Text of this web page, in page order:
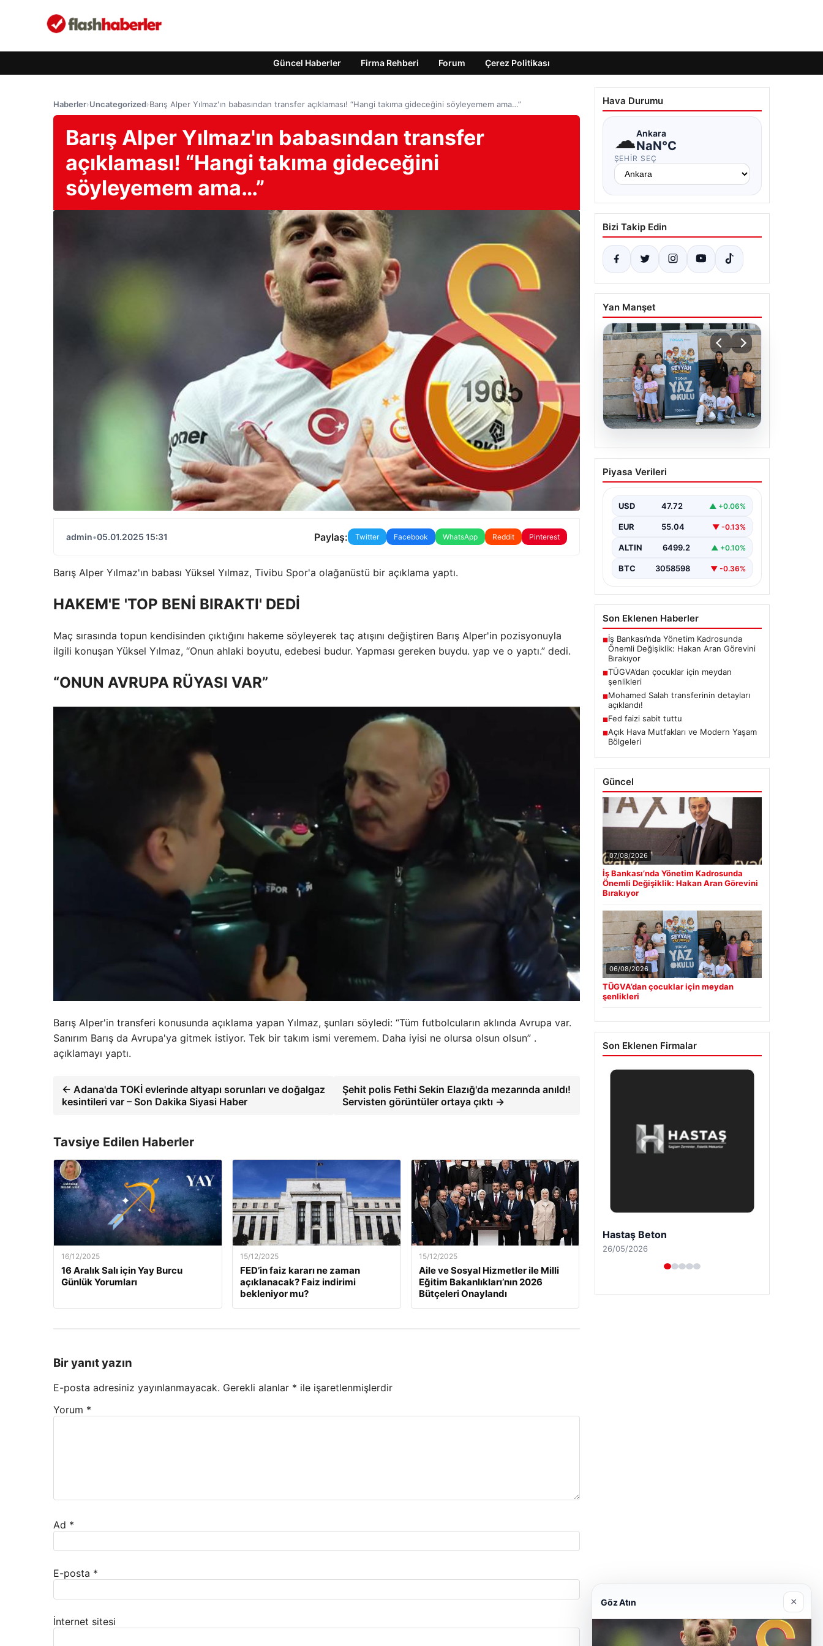
Güncel Haberler Firma Rehberi Forum Çerez Politikası
Haberler›Uncategorized›Barış Alper Yılmaz'ın babasından transfer açıklaması! “Hangi takıma gideceğini söyleyemem ama…”
Barış Alper Yılmaz'ın babasından transfer
açıklaması! “Hangi takıma gideceğini
söyleyemem ama…”
admin•05.01.2025 15:31 Paylaş: Twitter Facebook WhatsApp Reddit Pinterest
Barış Alper Yılmaz'ın babası Yüksel Yılmaz, Tivibu Spor'a olağanüstü bir açıklama yaptı.
HAKEM'E 'TOP BENİ BIRAKTI' DEDİ
Maç sırasında topun kendisinden çıktığını hakeme söyleyerek taç atışını değiştiren Barış Alper'in pozisyonuyla
ilgili konuşan Yüksel Yılmaz, “Onun ahlaki boyutu, edebesi budur. Yapması gereken buydu. yap ve o yaptı.” dedi.
“ONUN AVRUPA RÜYASI VAR”
Barış Alper'in transferi konusunda açıklama yapan Yılmaz, şunları söyledi: “Tüm futbolcuların aklında Avrupa var.
Sanırım Barış da Avrupa'ya gitmek istiyor. Tek bir takım ismi veremem. Daha iyisi ne olursa olsun olsun” .
açıklamayı yaptı.
← Adana'da TOKİ evlerinde altyapı sorunları ve doğalgaz
kesintileri var – Son Dakika Siyasi Haber
Şehit polis Fethi Sekin Elazığ'da mezarında anıldı!
Servisten görüntüler ortaya çıktı →
Tavsiye Edilen Haberler
16/12/2025
16 Aralık Salı için Yay Burcu
Günlük Yorumları
15/12/2025
FED’in faiz kararı ne zaman
açıklanacak? Faiz indirimi
bekleniyor mu?
15/12/2025
Aile ve Sosyal Hizmetler ile Milli
Eğitim Bakanlıkları’nın 2026
Bütçeleri Onaylandı
Bir yanıt yazın
E-posta adresiniz yayınlanmayacak. Gerekli alanlar * ile işaretlenmişlerdir
Yorum *
Ad *
E-posta *
İnternet sitesi
Hava Durumu
☁Ankara
NaN°C
ŞEHIR SEÇ
Bizi Takip Edin
Yan Manşet
06.08.2026
TÜGVA’dan çocuklar için
meydan şenlikleri
Piyasa Verileri
USD 47.72 ▲ +0.06%
EUR 55.04 ▼ -0.13%
ALTIN 6499.2 ▲ +0.10%
BTC 3058598 ▼ -0.36%
Son Eklenen Haberler
■İş Bankası’nda Yönetim Kadrosunda
Önemli Değişiklik: Hakan Aran Görevini
Bırakıyor
■TÜGVA’dan çocuklar için meydan
şenlikleri
■Mohamed Salah transferinin detayları
açıklandı!
■Fed faizi sabit tuttu
■Açık Hava Mutfakları ve Modern Yaşam
Bölgeleri
Güncel
07/08/2026
İş Bankası’nda Yönetim Kadrosunda
Önemli Değişiklik: Hakan Aran Görevini
Bırakıyor
06/08/2026
TÜGVA’dan çocuklar için meydan
şenlikleri
Son Eklenen Firmalar
Prenses Night Club
29/04/2026
Göz Atın ×